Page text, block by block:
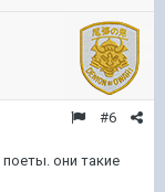
#6
они такие